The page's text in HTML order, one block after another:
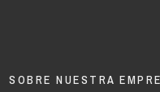
SOBRE NUESTRA